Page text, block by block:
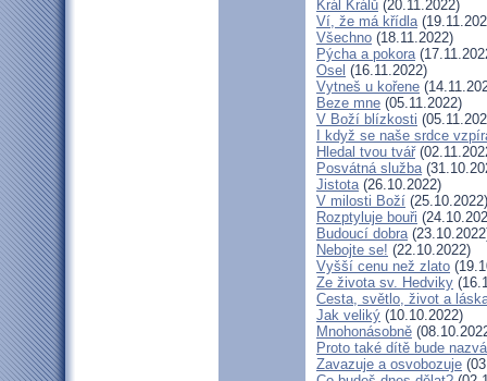
Král Králů (20.11.2022)
Ví, že má křídla
Všechno (18.11.2022)
Pýcha a pokora
Osel (16.11.2022)
Vytneš u kořene
Beze mne (05.11.2022)
V Boží blízkosti
I když se naše srdce
Hledal tvou tvář
Posvátná služba
Jistota(26.10.2022)
V milosti Boží (25.10.2022)
Rozptyluje bouři
Budoucí dobra
Nebojte se! (22.10.2022)
Vyšší cenu než zlato
Ze života sv. Hedviky
Cesta, světlo, život a
Jak veliký (10.10.2022)
Mnohonásobně
Proto také dítě bude
Zavazuje a osvobozuje